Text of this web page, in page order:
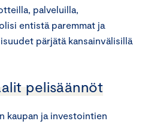
palveluilla,
entistä paremmat ja
pärjätä kansainvälisillä
pelisäännöt
kaupan ja investointien